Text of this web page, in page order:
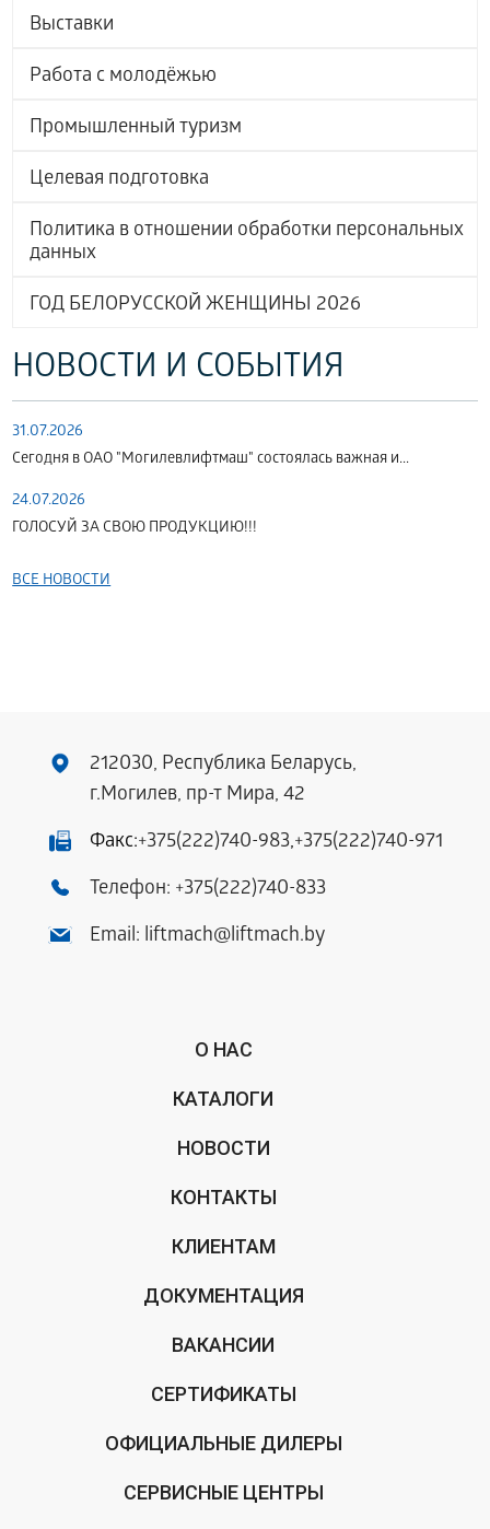
Выставки
Работа с молодёжью
Промышленный туризм
Целевая подготовка
Политика в отношении обработки персональных
данных
ГОД БЕЛОРУССКОЙ ЖЕНЩИНЫ 2026
НОВОСТИ И СОБЫТИЯ
31.07.2026
Сегодня в ОАО "Могилевлифтмаш" состоялась важная и...
24.07.2026
ГОЛОСУЙ ЗА СВОЮ ПРОДУКЦИЮ!!!
ВСЕ НОВОСТИ
212030, Республика Беларусь,
г.Могилев, пр-т Мира, 42
Факс:+375(222)740-983,+375(222)740-971
Телефон: +375(222)740-833
Email: liftmach@liftmach.by
О НАС
КАТАЛОГИ
НОВОСТИ
КОНТАКТЫ
КЛИЕНТАМ
ДОКУМЕНТАЦИЯ
ВАКАНСИИ
СЕРТИФИКАТЫ
ОФИЦИАЛЬНЫЕ ДИЛЕРЫ
СЕРВИСНЫЕ ЦЕНТРЫ